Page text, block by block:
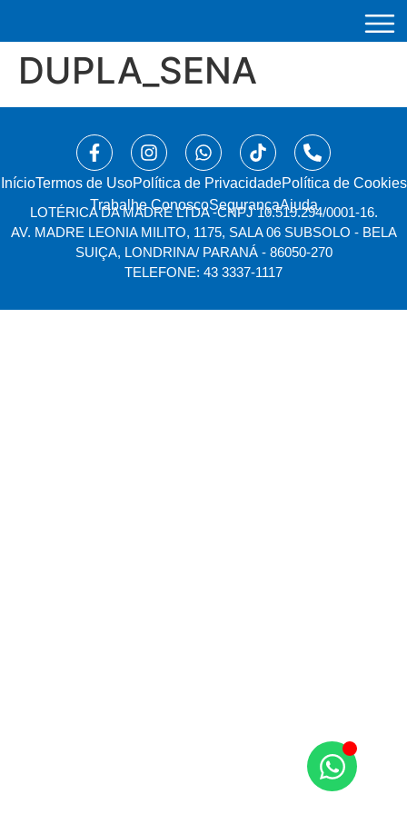
DUPLA_SENA
Início⁠Termos de UsoPolítica de PrivacidadePolítica de Cookies
Trabalhe ConoscoSegurançaAjuda
LOTÉRICA DA MADRE LTDA -CNPJ 10.519.294/0001-16.
AV. MADRE LEONIA MILITO, 1175, SALA 06 SUBSOLO - BELA
SUIÇA, LONDRINA/ PARANÁ - 86050-270
TELEFONE: 43 3337-1117